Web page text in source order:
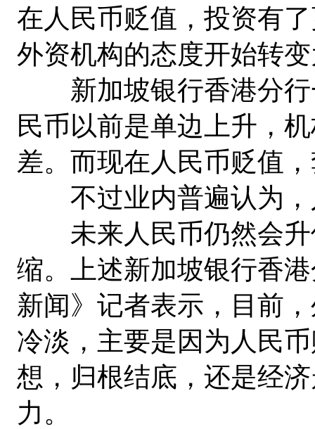
在人民币贬值，投资有
外资机构的态度开始转
新加坡银行香港分行
民币以前是单边上升，
差。而现在人民币贬值
不过业内普遍认为，
未来人民币仍然会升
缩。上述新加坡银行香
新闻》记者表示，目前
冷淡，主要是因为人民
想，归根结底，还是经
力。